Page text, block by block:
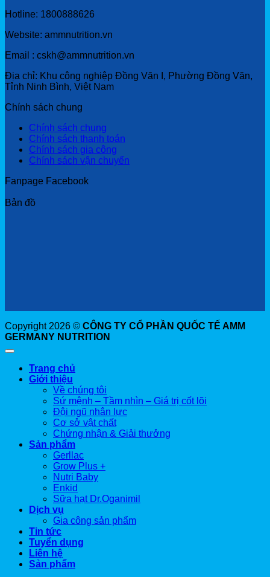
Hotline: 1800888626
Website: ammnutrition.vn
Email : cskh@ammnutrition.vn
Địa chỉ: Khu công nghiệp Đồng Văn I, Phường Đồng Văn,
Tỉnh Ninh Bình, Việt Nam
Chính sách chung
Chính sách chung
Chính sách thanh toán
Chính sách gia công
Chính sách vận chuyển
Fanpage Facebook
Bản đồ
Copyright 2026 © CÔNG TY CỔ PHẦN QUỐC TẾ AMM
GERMANY NUTRITION
Trang chủ
Giới thiệu
Về chúng tôi
Sứ mệnh – Tầm nhìn – Giá trị cốt lõi
Đội ngũ nhân lực
Cơ sở vật chất
Chứng nhận & Giải thưởng
Sản phẩm
Gerllac
Grow Plus +
Nutri Baby
Enkid
Sữa hạt Dr.Oganimil
Dịch vụ
Gia công sản phẩm
Tin tức
Tuyển dụng
Liên hệ
Sản phẩm